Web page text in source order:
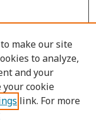
make our site
to analyze,
and your
your cookie
link. For more